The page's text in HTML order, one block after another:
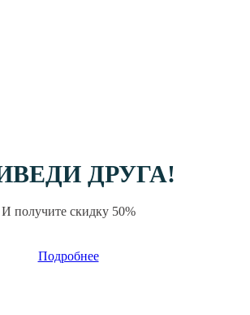
ДРУГА!
И получите скидку 50%
Подробнее